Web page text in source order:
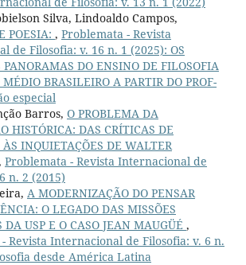
Silva, Lindoaldo Campos,
POESIA: , Problemata - Revista
de Filosofia: v. 16 n. 1 (2025): OS
DO ENSINO DE FILOSOFIA
BRASILEIRO A PARTIR DO PROF-
especial
Barros, O PROBLEMA DA
HISTÓRICA: DAS CRÍTICAS DE
INQUIETAÇÕES DE WALTER
Problemata - Revista Internacional de
n. 2 (2015)
A MODERNIZAÇÃO DO PENSAR
O LEGADO DAS MISSÕES
DA USP E O CASO JEAN MAUGÜÉ ,
Revista Internacional de Filosofia: v. 6 n.
desde América Latina